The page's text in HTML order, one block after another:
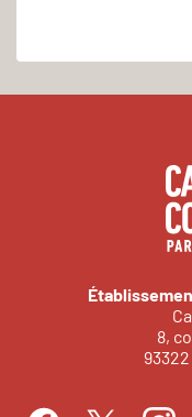
8,